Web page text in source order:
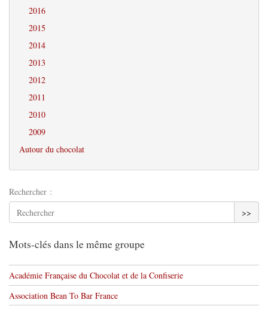
2016
2015
2014
2013
2012
2011
2010
2009
Autour du chocolat
Rechercher :
>>
Mots-clés dans le même groupe
Académie Française du Chocolat et de la Confiserie
Association Bean To Bar France